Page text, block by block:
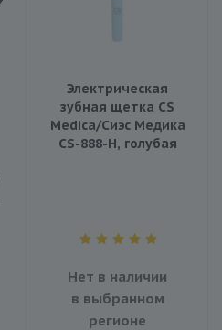
Электрическая
зубная щетка CS
Medica/Сиэс Медика
CS-888-H, голубая
Нет в наличии
в выбранном
регионе